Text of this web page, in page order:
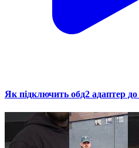
Як підключить обд2 адаптер